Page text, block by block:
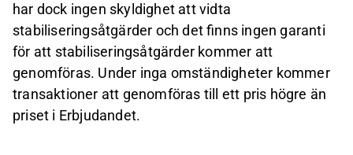
har dock ingen skyldighet att vidta
stabiliseringsåtgärder och det finns ingen garanti
för att stabiliseringsåtgärder kommer att
genomföras. Under inga omständigheter kommer
transaktioner att genomföras till ett pris högre än
priset i Erbjudandet.